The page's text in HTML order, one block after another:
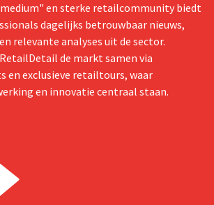
en sterke retailcommunity biedt
dagelijks betrouwbaar nieuws,
relevante analyses uit de sector.
de markt samen via
en exclusieve retailtours, waar
en innovatie centraal staan.